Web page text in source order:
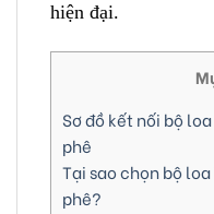
hiện đại.
Sơ đồ kết nối bộ
phê
Tại sao chọn bộ
phê?